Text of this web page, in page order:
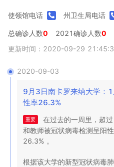
使领馆电话 州卫生局电话
总确诊人数0 2021确诊人数0
更新时间：2020-09-29
2020-09-03
9月3日南卡罗来纳大学：
性率26.3%
重要
在过去的一周里，超
和教师被冠状病毒检测呈阳
26.3% 。
根据该大学的新型冠状病毒